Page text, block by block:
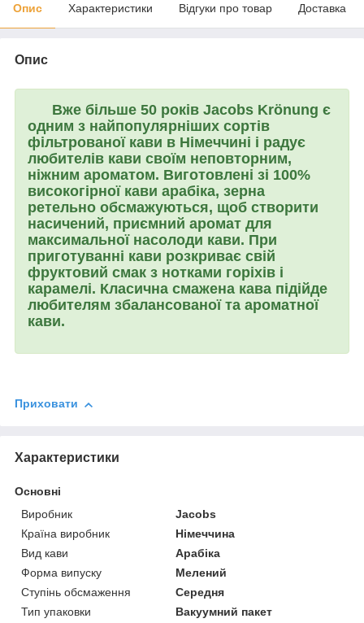
Опис Характеристики Відгуки про товар Доставка
Опис
Вже більше 50 років Jacobs Krönung є
одним з найпопулярніших сортів
фільтрованої кави в Німеччині і радує
любителів кави своїм неповторним,
ніжним ароматом. Виготовлені зі 100%
високогірної кави арабіка, зерна
ретельно обсмажуються, щоб створити
насичений, приємний аромат для
максимальної насолоди кави. При
приготуванні кави розкриває свій
фруктовий смак з нотками горіхів і
карамелі. Класична смажена кава підійде
любителям збалансованої та ароматної
кави.
Приховати
Характеристики
Основні
Виробник
Jacobs
Країна виробник
Німеччина
Вид кави
Арабіка
Форма випуску
Мелений
Ступінь обсмаження
Середня
Тип упаковки
Вакуумний пакет